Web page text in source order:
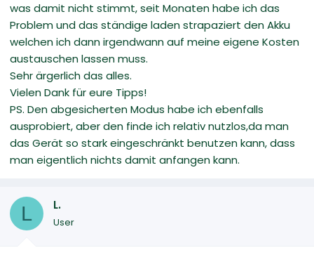
was damit nicht stimmt, seit Monaten habe ich das
Problem und das ständige laden strapaziert den Akku
welchen ich dann irgendwann auf meine eigene Kosten
austauschen lassen muss.
Sehr ärgerlich das alles.
Vielen Dank für eure Tipps!
PS. Den abgesicherten Modus habe ich ebenfalls
ausprobiert, aber den finde ich relativ nutzlos,da man
das Gerät so stark eingeschränkt benutzen kann, dass
man eigentlich nichts damit anfangen kann.
L L.
User